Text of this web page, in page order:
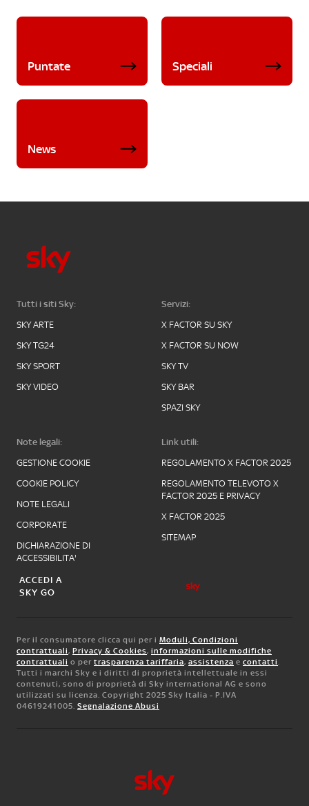
Puntate Speciali
News
Tutti i siti Sky:
SKY ARTE
SKY TG24
SKY SPORT
SKY VIDEO
Servizi:
X FACTOR SU SKY
X FACTOR SU NOW
SKY TV
SKY BAR
SPAZI SKY
Note legali:
GESTIONE COOKIE
COOKIE POLICY
NOTE LEGALI
CORPORATE
DICHIARAZIONE DI
ACCESSIBILITA'
Link utili:
REGOLAMENTO X FACTOR 2025
REGOLAMENTO TELEVOTO X
FACTOR 2025 E PRIVACY
X FACTOR 2025
SITEMAP
ACCEDI A
SKY GO
Per il consumatore clicca qui per i Moduli, Condizioni
contrattuali, Privacy & Cookies, informazioni sulle modifiche
contrattuali o per trasparenza tariffaria, assistenza e contatti.
Tutti i marchi Sky e i diritti di proprietà intellettuale in essi
contenuti, sono di proprietà di Sky international AG e sono
utilizzati su licenza. Copyright 2025 Sky Italia - P.IVA
04619241005. Segnalazione Abusi